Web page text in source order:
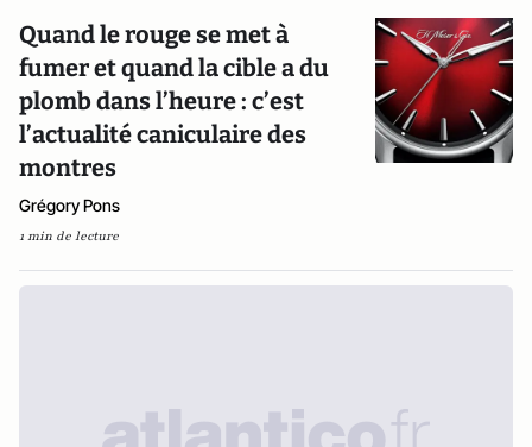
Quand le rouge se met à
fumer et quand la cible a du
plomb dans l’heure : c’est
l’actualité caniculaire des
montres
Grégory Pons
1 min de lecture